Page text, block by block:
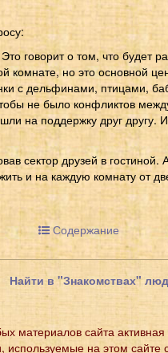
говорит о том, что будет
но это основной
с дельфинами, птицами,
не было конфликтов
на поддержку друг другу.
сектор друзей в
и на каждую комнату от
Содержание
Найти в "Знакомствах"
материалов сайта активная
используемые на этом сайте